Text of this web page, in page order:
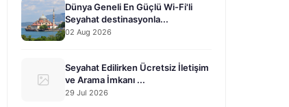
Dünya Geneli En Güçlü Wi-Fi'li
Seyahat destinasyonla...
02 Aug 2026
Seyahat Edilirken Ücretsiz İletişim
ve Arama İmkanı ...
29 Jul 2026